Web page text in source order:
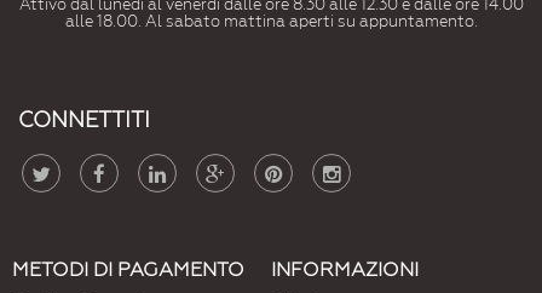
Attivo dal lunedì al venerdì dalle ore 8.30 alle 12.30 e dalle ore 14.00
alle 18.00. Al sabato mattina aperti su appuntamento.
CONNETTITI
METODI DI PAGAMENTO INFORMAZIONI